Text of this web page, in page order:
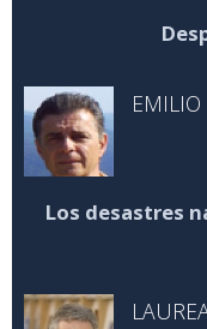
Los desastres